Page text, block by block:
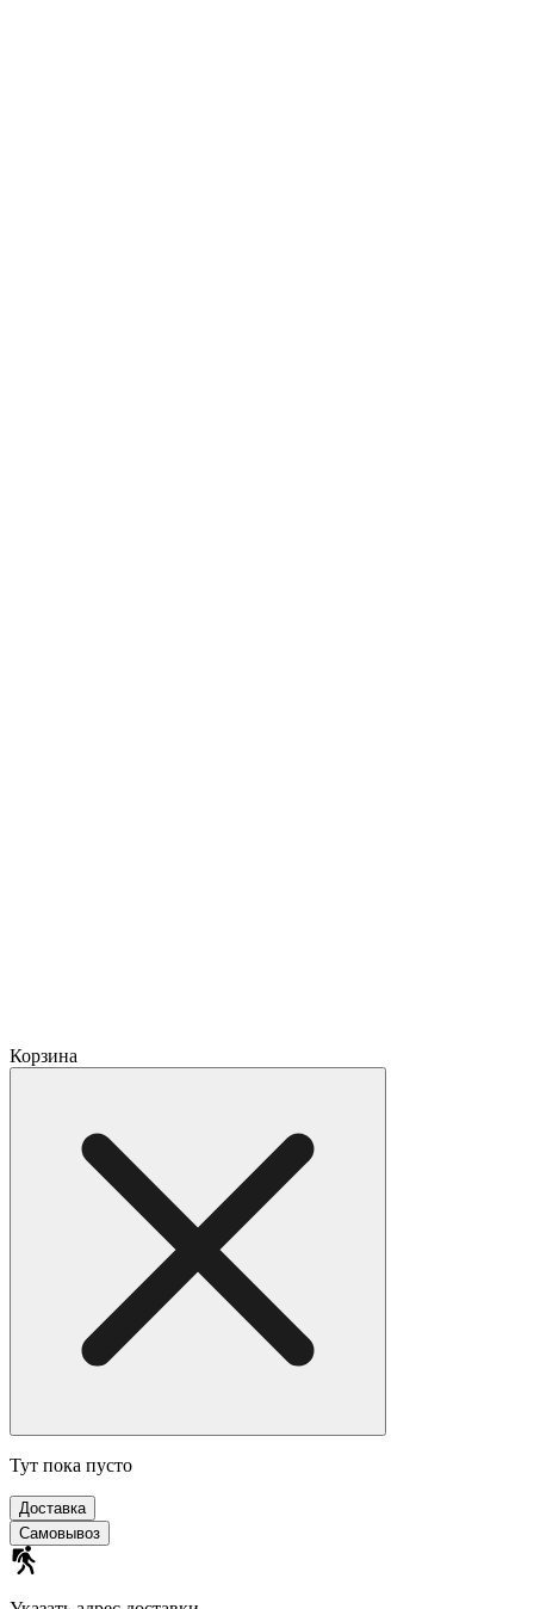
Корзина
Тут пока пусто
Доставка
Самовывоз